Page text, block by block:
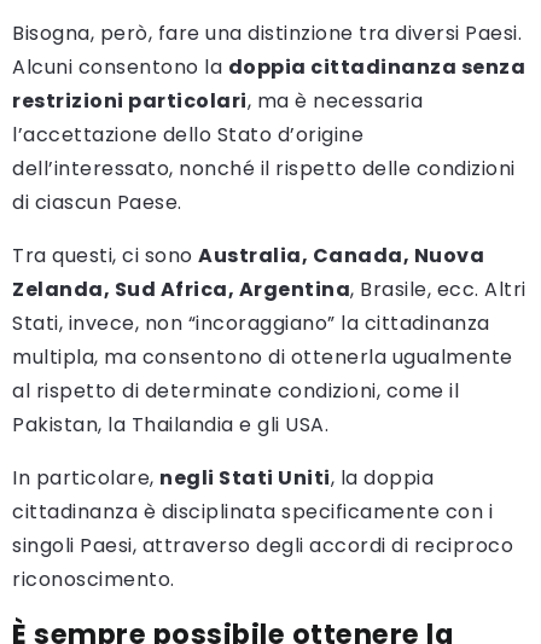
Bisogna, però, fare una distinzione tra diversi Paesi.
Alcuni consentono la doppia cittadinanza senza
restrizioni particolari, ma è necessaria
l’accettazione dello Stato d’origine
dell’interessato, nonché il rispetto delle condizioni
di ciascun Paese.
Tra questi, ci sono Australia, Canada, Nuova
Zelanda, Sud Africa, Argentina, Brasile, ecc. Altri
Stati, invece, non “incoraggiano” la cittadinanza
multipla, ma consentono di ottenerla ugualmente
al rispetto di determinate condizioni, come il
Pakistan, la Thailandia e gli USA.
In particolare, negli Stati Uniti, la doppia
cittadinanza è disciplinata specificamente con i
singoli Paesi, attraverso degli accordi di reciproco
riconoscimento.
È sempre possibile ottenere la